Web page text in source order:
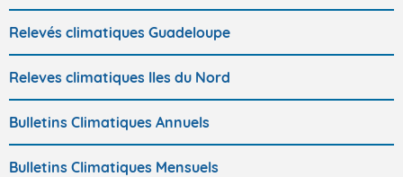
Relevés climatiques Guadeloupe
Releves climatiques Iles du Nord
Bulletins Climatiques Annuels
Bulletins Climatiques Mensuels